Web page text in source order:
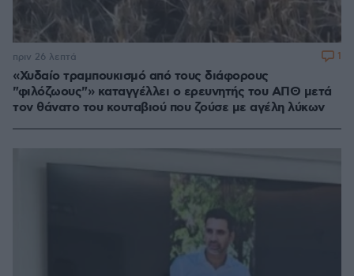
«Χυδαίο τραμπουκισμό από τους διάφορους
"φιλόζωους"» καταγγέλλει ο ερευνητής του ΑΠΘ μετά
τον θάνατο του κουταβιού που ζούσε με αγέλη λύκων
πριν 26 λεπτά 1